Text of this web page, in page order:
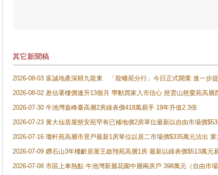
其它新聞稿
2026-08-03 富誠地產深耕九龍東 「龍蟠苑分行」今日正式開業 進一步
2026-08-02 差估署樓價連升13個月 帶動買家入市信心 慈雲山慈愛苑高層
2026-07-30 牛池灣嘉峰臺高層2房綠表價418萬易手 19年升值2.3倍
2026-07-23 黄大仙居屋慈安苑罕有已補地價2房單位最新以自由市場價
2026-07-16 瓊軒苑高層市景戶最新1房單位以居二市場價$335萬元沽出
2026-07-09 鑽石山3年樓齡居屋王啟翔苑高層1房 最新以綠表價$513萬元
2026-07-08 市區上車熱點 牛池灣新麗花園中層兩房戶 398萬元（自由市